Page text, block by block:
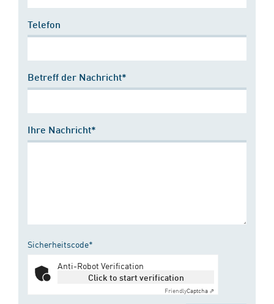
Telefon
Betreff der Nachricht*
Ihre Nachricht*
Sicherheitscode*
Anti-Robot Verification
Click to start verification
FriendlyCaptcha ⇗